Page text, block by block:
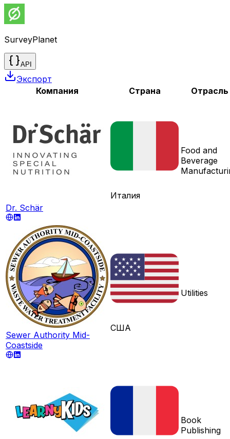
SurveyPlanet
API
Экспорт
Компания
Страна Отрасль
Dr. Schär
Италия
Food and
Beverage
Sewer Authority Mid-
Coastside
США
Utilities
Book
Publishing